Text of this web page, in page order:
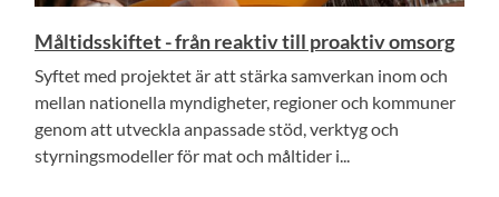
Måltidsskiftet - från reaktiv till proaktiv omsorg
Syftet med projektet är att stärka samverkan inom och
mellan nationella myndigheter, regioner och kommuner
genom att utveckla anpassade stöd, verktyg och
styrningsmodeller för mat och måltider i...